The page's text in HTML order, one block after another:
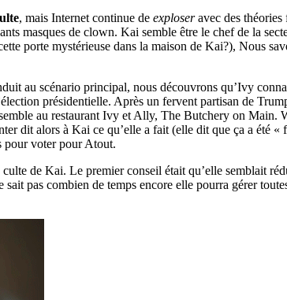
, mais Internet continue de exploseravec des théories
masques de clown. Kai semble être le chef de la
porte mystérieuse dans la maison de Kai?), Nous
au scénario principal, nous découvrons qu’Ivy
présidentielle. Après un fervent partisan de
au restaurant Ivy et Ally, The Butchery on
dit alors à Kai ce qu’elle a fait (elle dit que ça a été
pour voter pour Atout.
de Kai. Le premier conseil était qu’elle semblait
pas combien de temps encore elle pourra gérer